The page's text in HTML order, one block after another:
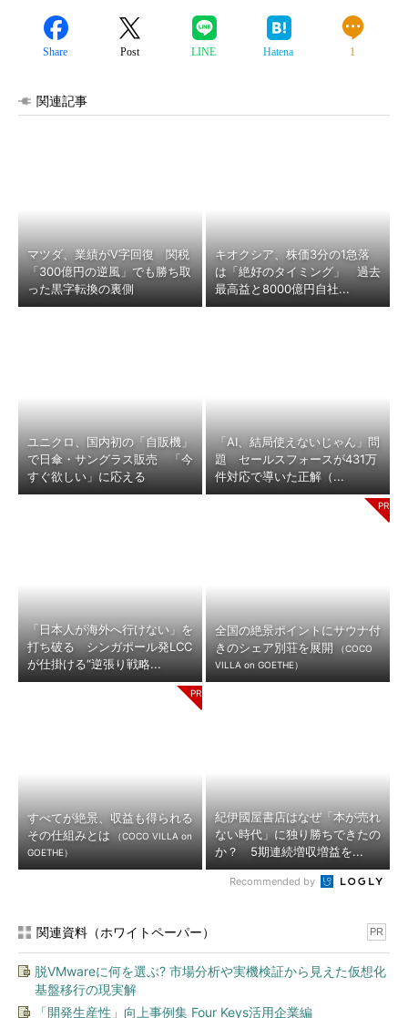
Share Post LINE Hatena 1
関連記事
マツダ、業績がV字回復 関税
「300億円の逆風」でも勝ち取
った黒字転換の裏側
キオクシア、株価3分の1急落
は「絶好のタイミング」 過去
最高益と8000億円自社...
ユニクロ、国内初の「自販機」
で日傘・サングラス販売 「今
すぐ欲しい」に応える
「AI、結局使えないじゃん」問
題 セールスフォースが431万
件対応で導いた正解（...
「日本人が海外へ行けない」を
打ち破る シンガポール発LCC
が仕掛ける“逆張り戦略...
全国の絶景ポイントにサウナ付
きのシェア別荘を展開
（COCO
VILLA on GOETHE）
すべてが絶景、収益も得られる
その仕組みとは
（COCO VILLA on
GOETHE）
紀伊國屋書店はなぜ「本が売れ
ない時代」に独り勝ちできたの
か？ 5期連続増収増益を...
Recommended by
関連資料（ホワイトペーパー） PR
脱VMwareに何を選ぶ? 市場分析や実機検証から見えた仮想化
基盤移行の現実解
「開発生産性」向上事例集 Four Keys活用企業編